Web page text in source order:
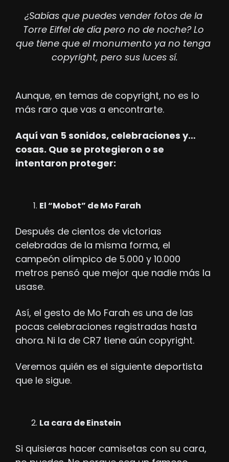
¿Sabías que puedes vender fotos de la
Torre Eiffel de día pero no de noche? Lo
que tiene que el monumento ya no tenga
copyright, pero sus luces sí.
Aunque, en temas de copyright, no es lo
más raro que vas a encontrarte.
Aquí van 5 sonidos, celebraciones y…
cosas. Que se protegieron o se
intentaron proteger:
El “Mobot” de Mo Farah
Después de cientos de victorias
celebradas de la misma forma, el
campeón olímpico de 5.000 y 10.000
metros pensó que mejor que nadie más la
usase.
Así, el gesto de Mo Farah es una de las
pocas celebraciones registradas hasta
ahora. Ni la de CR7 tiene aún copyright.
Veremos quién es el siguiente deportista
que le sigue.
La cara de Einstein
Si quisieras hacer camisetas con su cara,